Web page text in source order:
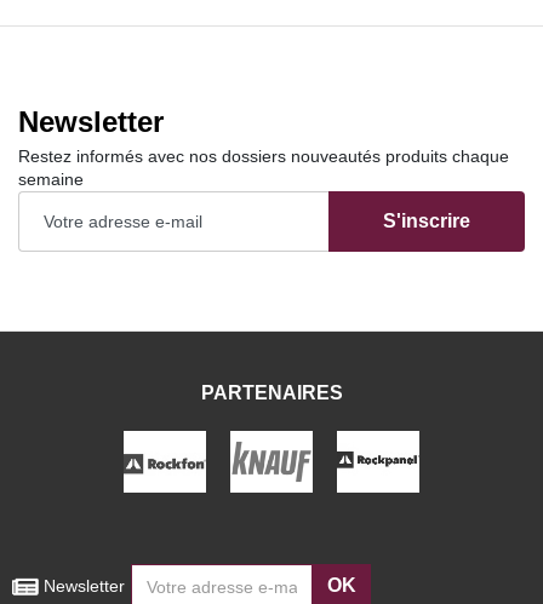
Newsletter
Restez informés avec nos dossiers nouveautés produits chaque
semaine
S'inscrire
PARTENAIRES
Newsletter OK